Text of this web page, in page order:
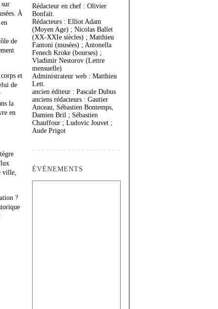
sur
À
de
et
de
la
en
ville,
?
Rédacteur en chef : Olivier
Bonfait.
Rédacteurs : Elliot Adam
(Moyen Age) ; Nicolas Ballet
(XX-XXIe siècles) ; Matthieu
Fantoni (musées) ; Antonella
Fenech Kroke (bourses) ;
Vladimir Nestorov (Lettre
mensuelle)
Administrateur web : Matthieu
Lett.
ancien éditeur : Pascale Dubus
anciens rédacteurs : Gautier
Anceau, Sébastien Bontemps,
Damien Bril ; Sébastien
Chauffour ; Ludovic Jouvet ;
Aude Prigot
ÉVÉNEMENTS